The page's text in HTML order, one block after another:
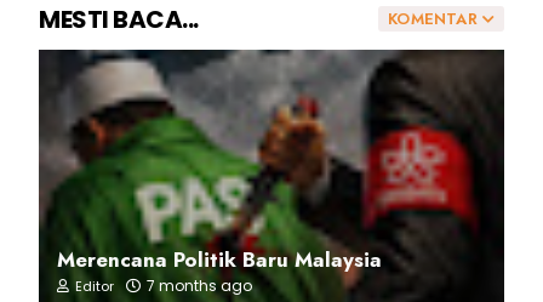
KOMENTAR
MESTI BACA...
Merencana Politik Baru Malaysia
Editor 7 months ago